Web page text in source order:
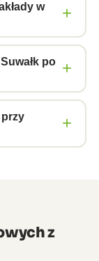
25+ cystern
w
+
po +
północno-
planujemy
+
z